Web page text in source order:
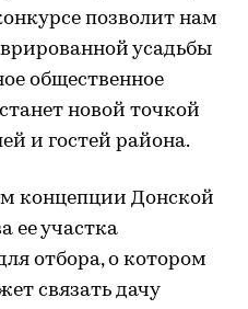
позволит нам
усадьбы
общественное
новой точкой
и гостей района.
концепции Донской
ее участка
отбора, о котором
связать дачу